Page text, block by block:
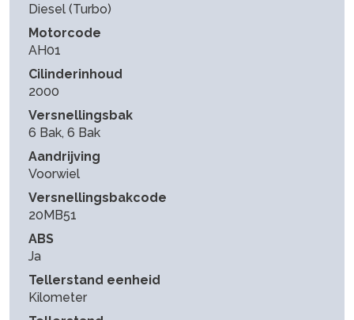
Diesel (Turbo)
Motorcode
AH01
Cilinderinhoud
2000
Versnellingsbak
6 Bak, 6 Bak
Aandrijving
Voorwiel
Versnellingsbakcode
20MB51
ABS
Ja
Tellerstand eenheid
Kilometer